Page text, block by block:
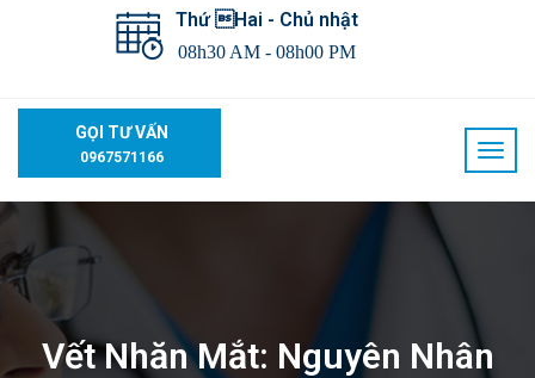
Thứ Hai - Chủ nhật
08h30 AM - 08h00 PM
GỌI TƯ VẤN
0967571166
Vết Nhăn Mắt: Nguyên Nhân